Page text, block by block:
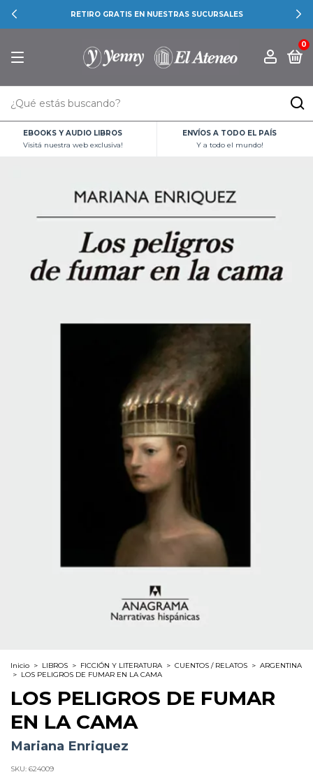
RETIRO GRATIS EN NUESTRAS SUCURSALES
0
EBOOKS Y AUDIO LIBROS
Visitá nuestra web exclusiva!
ENVÍOS A TODO EL PAÍS
Y a todo el mundo!
Inicio > LIBROS > FICCIÓN Y LITERATURA > CUENTOS / RELATOS > ARGENTINA
> LOS PELIGROS DE FUMAR EN LA CAMA
LOS PELIGROS DE FUMAR
EN LA CAMA
Mariana Enriquez
SKU: 624009